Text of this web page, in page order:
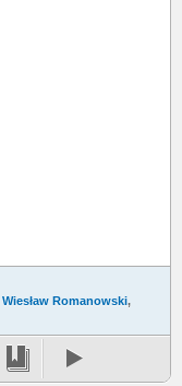
Wiesław Romanowski,